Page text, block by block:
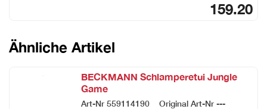
159.20
Ähnliche Artikel
BECKMANN Schlamperetui Jungle
Game
Art-Nr 559114190 Original Art-Nr ---